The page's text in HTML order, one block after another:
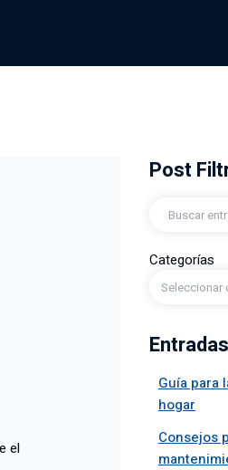
el
Post
Categorías
Seleccionar
Guía para
hogar
Consejos